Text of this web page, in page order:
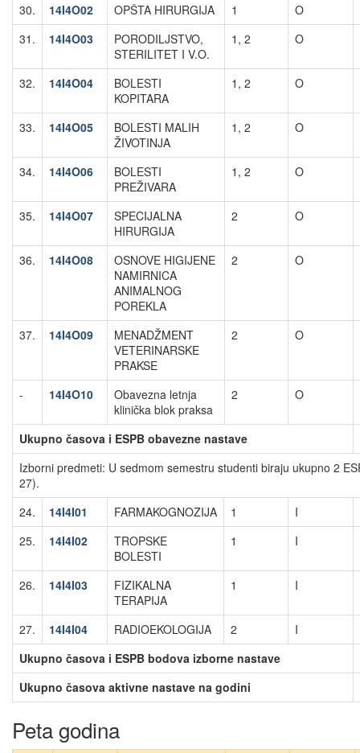
30. 14I4O02 OPŠTA HIRURGIJA 1
O
31.
14I4O03
PORODILJSTVO,
STERILITET I V.O.
1, 2 O
32. 14I4O04
BOLESTI
KOPITARA
1, 2 O
33. 14I4O05
BOLESTI MALIH
ŽIVOTINJA
1, 2 O
34. 14I4O06
BOLESTI
PREŽIVARA
1, 2 O
35. 14I4O07
SPECIJALNA
HIRURGIJA
2 O
36. 14I4O08
OSNOVE HIGIJENE
NAMIRNICA
ANIMALNOG
POREKLA
2 O
37. 14I4O09
MENADŽMENT
VETERINARSKE
PRAKSE
2 O
- 14I4O10
Obavezna letnja
klinička blok praksa
2 O
Ukupno časova i ESPB obavezne nastave
Izborni predmeti: U sedmom semestru studenti biraju ukupno 2
27).
24.
14I4I01 FARMAKOGNOZIJA 1
I
25.
14I4I02
TROPSKE
BOLESTI
1 I
26. 14I4I03
FIZIKALNA
TERAPIJA
1 I
27. 14I4I04 RADIOEKOLOGIJA 2
I
Ukupno časova i ESPB bodova izborne nastave
Ukupno časova aktivne nastave na godini
Peta godina